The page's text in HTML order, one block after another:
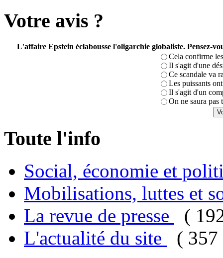
Votre avis ?
L'affaire Epstein éclabousse l'oligarchie globaliste. Pensez-
Cela confirme
Il s'agit d'une
Ce scandale va
Les puissants
Il s'agit d'un
On ne saura pas
Toute l'info
Social, économie et
Mobilisations, luttes et
La revue de presse
(
L'actualité du site
( 357